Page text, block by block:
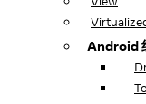
Android